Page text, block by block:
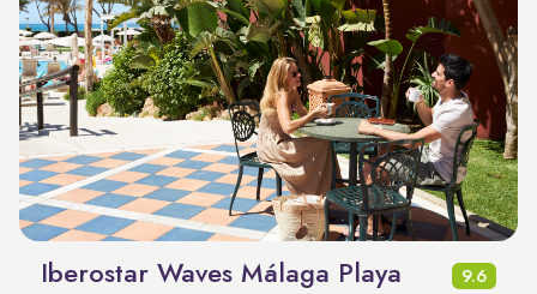
Iberostar Waves Málaga Playa 9.6